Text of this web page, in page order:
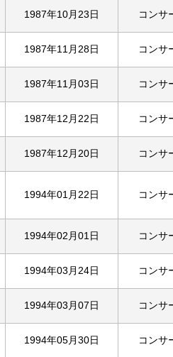
1987年10月23日 コンサ
1987年11月28日 コンサ
1987年11月03日 コンサ
1987年12月22日 コンサ
1987年12月20日 コンサ
1994年01月22日 コンサ
1994年02月01日 コンサ
1994年03月24日 コンサ
1994年03月07日 コンサ
1994年05月30日 コンサ